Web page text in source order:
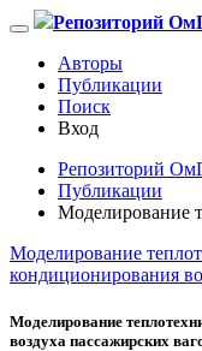
Репозиторий
Авторы
Публикации
Поиск
Вход
Репозиторий
Публикации
Моделирование
Моделирование
кондиционирования
Моделирование
воздуха пассажирских